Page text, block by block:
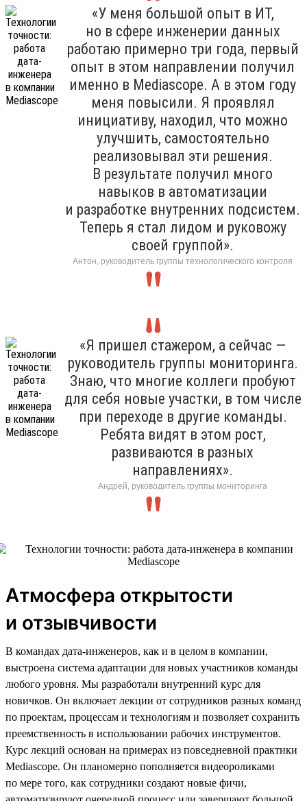
«У меня большой опыт в ИТ,
но в сфере инженерии данных
работаю примерно три года, первый
опыт в этом направлении получил
именно в Mediascope. А в этом году
меня повысили. Я проявлял
инициативу, находил, что можно
улучшить, самостоятельно
реализовывал эти решения.
В результате получил много
навыков в автоматизации
и разработке внутренних подсистем.
Теперь я стал лидом и руковожу
своей группой».
Антон, руководитель группы технологического контроля
«Я пришел стажером, а сейчас —
руководитель группы мониторинга.
Знаю, что многие коллеги пробуют
для себя новые участки, в том числе
при переходе в другие команды.
Ребята видят в этом рост,
развиваются в разных
направлениях».
Андрей, руководитель группы мониторинга
Атмосфера открытости
и отзывчивости
В командах дата-инженеров, как и в целом в компании,
выстроена система адаптации для новых участников команды
любого уровня. Мы разработали внутренний курс для
новичков. Он включает лекции от сотрудников разных команд
по проектам, процессам и технологиям и позволяет сохранить
преемственность в использовании рабочих инструментов.
Курс лекций основан на примерах из повседневной практики
Mediascope. Он планомерно пополняется видеороликами
по мере того, как сотрудники создают новые фичи,